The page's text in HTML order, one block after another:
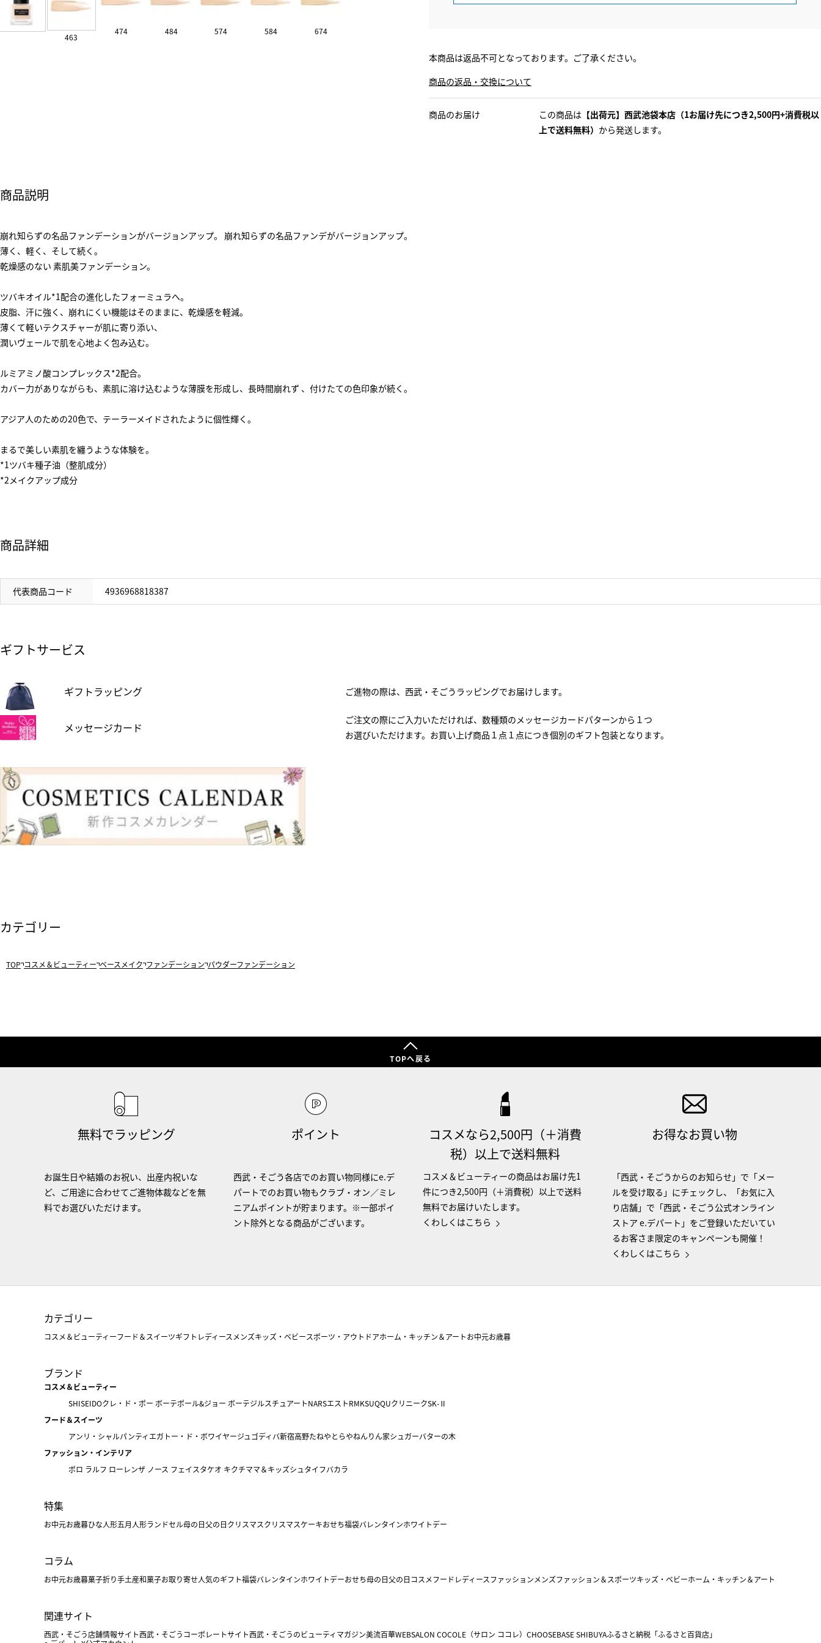
463
474 484 574 584 674
本商品は返品不可となっております。ご了承ください。
商品の返品・交換について
商品のお届け この商品は 【出荷元】西武池袋本店（1お届け先につき2,500円+消費税以
上で送料無料） から発送します。
商品説明
崩れ知らずの名品ファンデーションがバージョンアップ。 崩れ知らずの名品ファンデがバージョンアップ。
薄く、軽く、そして続く。
乾燥感のない 素肌美ファンデーション。
ツバキオイル*1配合の進化したフォーミュラへ。
皮脂、汗に強く、崩れにくい機能はそのままに、乾燥感を軽減。
薄くて軽いテクスチャーが肌に寄り添い、
潤いヴェールで肌を心地よく包み込む。
ルミアミノ酸コンプレックス*2配合。
カバー力がありながらも、素肌に溶け込むような薄膜を形成し、長時間崩れず 、付けたての色印象が続く。
アジア人のための20色で、テーラーメイドされたように個性輝く。
まるで美しい素肌を纏うような体験を。
*1ツバキ種子油（整肌成分）
*2メイクアップ成分
商品詳細
代表商品コード 4936968818387
ギフトサービス
ギフトラッピング ご進物の際は、西武・そごうラッピングでお届けします。
メッセージカード
ご注文の際にご入力いただければ、数種類のメッセージカードパターンから１つ
お選びいただけます。お買い上げ商品１点１点につき個別のギフト包装となります。
カテゴリー
TOP コスメ＆ビューティー ベースメイク ファンデーション パウダーファンデーション
TOPへ戻る
無料でラッピング
お誕生日や結婚のお祝い、出産内祝いな
ど、ご用途に合わせてご進物体裁などを無
料でお選びいただけます。
ポイント
西武・そごう各店でのお買い物同様にe.デ
パートでのお買い物もクラブ・オン／ミレ
ニアムポイントが貯まります。※一部ポイ
ント除外となる商品がございます。
コスメなら2,500円（＋消費
税）以上で送料無料
コスメ＆ビューティーの商品はお届け先1
件につき2,500円（＋消費税）以上で送料
無料でお届けいたします。
くわしくはこちら
お得なお買い物
「西武・そごうからのお知らせ」で「メー
ルを受け取る」にチェックし、「お気に入
り店舗」で「西武・そごう公式オンライン
ストア e.デパート」をご登録いただいてい
るお客さま限定のキャンペーンも開催！
くわしくはこちら
カテゴリー
コスメ＆ビューティーフード＆スイーツギフト レディースメンズキッズ・ベビースポーツ・アウトドアホーム・キッチン＆アートお中元お歳暮
ブランド
コスメ＆ビューティー
SHISEIDOクレ・ド・ポー ボーテポール&ジョー ボーテジルスチュアートNARSエストRMKSUQQUクリニークSK-Ⅱ
フード＆スイーツ
アンリ・シャルパンティエガトー・ド・ボワイヤージュゴディバ新宿高野たねやとらやねんりん家シュガーバターの木
ファッション・インテリア
ポロ ラルフ ローレンザ ノース フェイスタケオ キクチママ＆キッズシュタイフバカラ
特集
お中元お歳暮ひな人形五月人形ランドセル母の日父の日クリスマスクリスマスケーキおせち福袋バレンタインホワイトデー
コラム
お中元お歳暮菓子折り手土産和菓子お取り寄せ人気のギフト福袋バレンタインホワイトデーおせち母の日父の日 コスメフードレディースファッションメンズファッション＆スポーツキッズ・ベビーホーム・キッチン＆アート
関連サイト
西武・そごう店舗情報サイト西武・そごうコーポレートサイト西武・そごうのビューティマガジン美流百華WEBSALON COCOLE（サロン ココレ） CHOOSEBASE SHIBUYAふるさと納税「ふるさと百貨店」